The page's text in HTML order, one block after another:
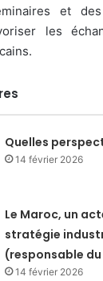
et des
les
Quelles
14 février 2026
Le Maroc, un
stratégie
(responsable
14 février 2026